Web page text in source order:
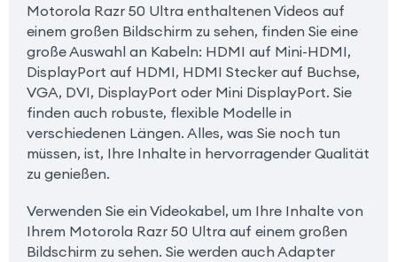
Motorola Razr 50 Ultra enthaltenen Videos auf
einem großen Bildschirm zu sehen, finden Sie eine
große Auswahl an Kabeln: HDMI auf Mini-HDMI,
DisplayPort auf HDMI, HDMI Stecker auf Buchse,
VGA, DVI, DisplayPort oder Mini DisplayPort. Sie
finden auch robuste, flexible Modelle in
verschiedenen Längen. Alles, was Sie noch tun
müssen, ist, Ihre Inhalte in hervorragender Qualität
zu genießen.
Verwenden Sie ein Videokabel, um Ihre Inhalte von
Ihrem Motorola Razr 50 Ultra auf einem großen
Bildschirm zu sehen. Sie werden auch Adapter